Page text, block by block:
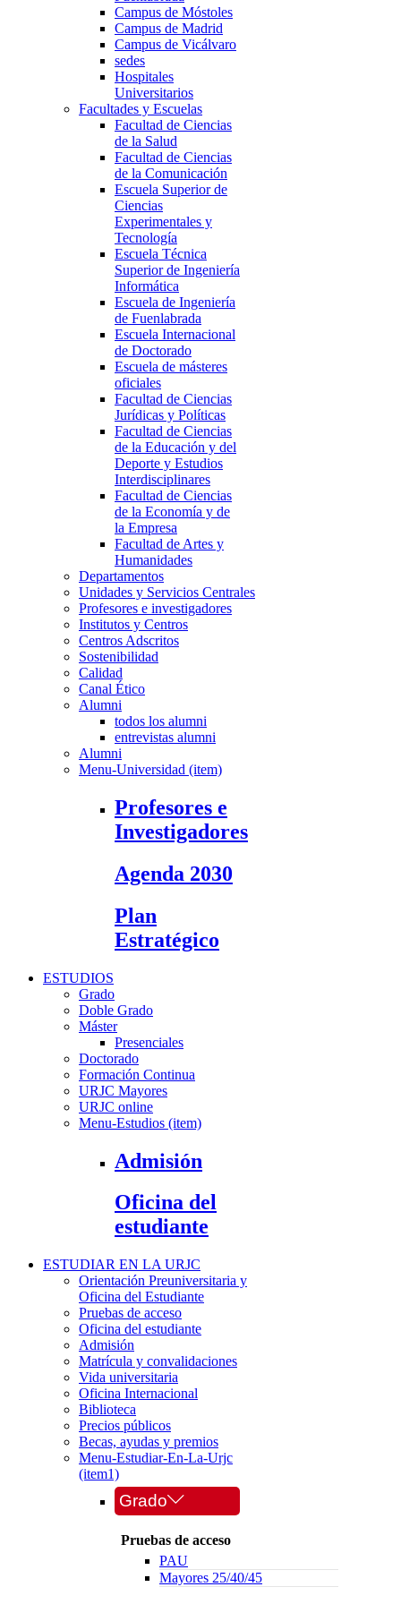
Campus de Móstoles
Campus de Madrid
Campus de Vicálvaro
sedes
Hospitales
Universitarios
Facultades y Escuelas
Facultad de Ciencias
de la Salud
Facultad de Ciencias
de la Comunicación
Escuela Superior de
Ciencias
Experimentales y
Tecnología
Escuela Técnica
Superior de Ingeniería
Informática
Escuela de Ingeniería
de Fuenlabrada
Escuela Internacional
de Doctorado
Escuela de másteres
oficiales
Facultad de Ciencias
Jurídicas y Políticas
Facultad de Ciencias
de la Educación y del
Deporte y Estudios
Interdisciplinares
Facultad de Ciencias
de la Economía y de
la Empresa
Facultad de Artes y
Humanidades
Departamentos
Unidades y Servicios Centrales
Profesores e investigadores
Institutos y Centros
Centros Adscritos
Sostenibilidad
Calidad
Canal Ético
Alumni
todos los alumni
entrevistas alumni
Alumni
Menu-Universidad (item)
Profesores e
Investigadores
Agenda 2030
Plan
Estratégico
ESTUDIOS
Grado
Doble Grado
Máster
Presenciales
Doctorado
Formación Continua
URJC Mayores
URJC online
Menu-Estudios (item)
Admisión
Oficina del
estudiante
ESTUDIAR EN LA URJC
Orientación Preuniversitaria y
Oficina del Estudiante
Pruebas de acceso
Oficina del estudiante
Admisión
Matrícula y convalidaciones
Vida universitaria
Oficina Internacional
Biblioteca
Precios públicos
Becas, ayudas y premios
Menu-Estudiar-En-La-Urjc
(item1)
Grado
Pruebas de acceso
PAU
Mayores 25/40/45